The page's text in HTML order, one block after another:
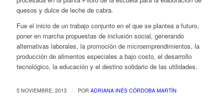
quesos y dulce de leche de cabra.
Fue el inicio de un trabajo conjunto en el que se plantea a futuro,
poner en marcha propuestas de inclusión social, generando
alternativas laborales, la promoción de microemprendimientos, la
producción de alimentos especiales a bajo costo, el desarrollo
tecnológico, la educación y el destino solidario de las utilidades.
5 NOVIEMBRE, 2013 / POR ADRIANA INÉS CÓRDOBA MARTÍN